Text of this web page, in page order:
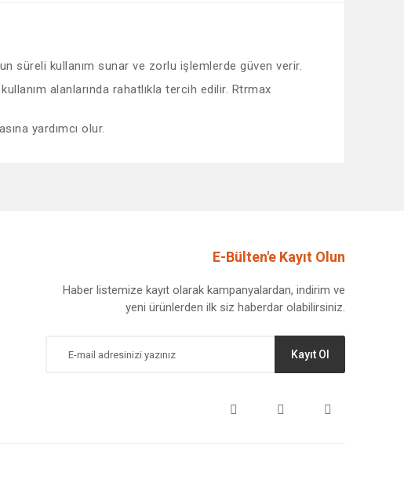
süreli kullanım sunar ve zorlu işlemlerde güven verir.
alanlarında rahatlıkla tercih edilir. Rtrmax
yardımcı olur.
E-Bülten'e Kayıt Olun
Haber listemize kayıt olarak kampanyalardan, indirim ve
yeni ürünlerden ilk siz haberdar olabilirsiniz.
Kayıt Ol